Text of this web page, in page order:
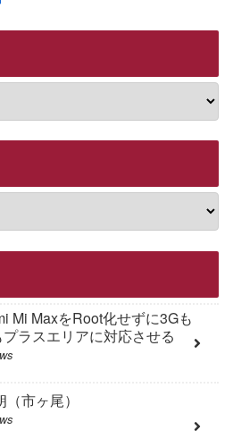
Mi MaxをRoot化せずに3Gも
プラスエリアに対応させる
市ヶ尾）